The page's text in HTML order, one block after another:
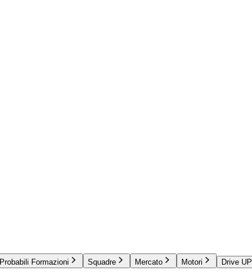
Probabili Formazioni Squadre Mercato Motori Drive UP